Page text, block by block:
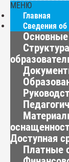
МЕНЮ
Главная
Сведения об
Доступная
Платные